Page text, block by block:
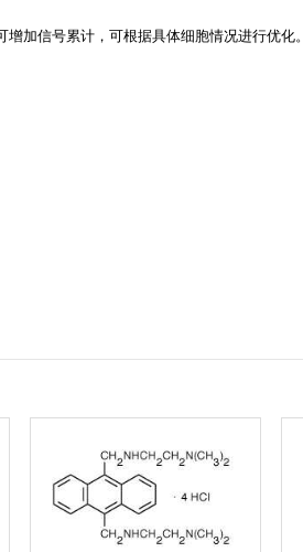
加信号累计，可根据具体细胞情况进行优化。